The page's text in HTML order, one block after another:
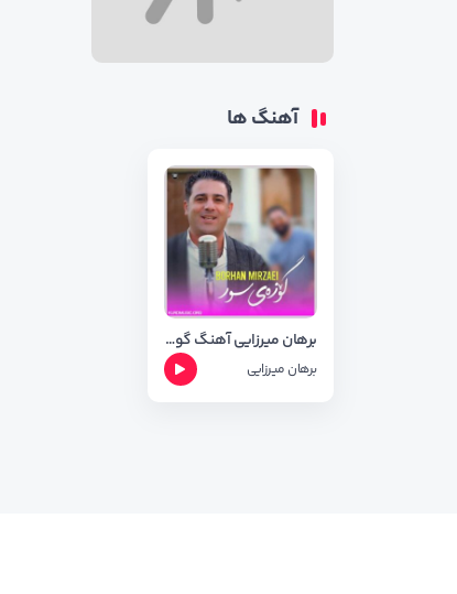
آهنگ ها
برهان میرزایی آهنگ گوزه ی سور + متن آهنگ
برهان میرزایی